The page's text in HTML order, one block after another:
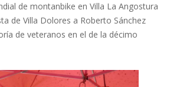
de montanbike en Villa La Angostura
de Villa Dolores a Roberto Sánchez
de veteranos en el de la décimo